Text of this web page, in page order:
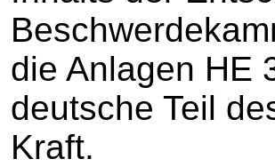
die Anlagen HE
deutsche Teil
Kraft.